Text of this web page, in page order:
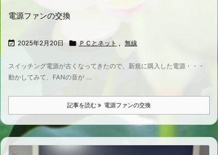
電源ファンの交換
 2025年2月20日  ＰＣとネット , 無線
スイッチング電源が古くなってきたので、新規に購入した電源・・・
動かしてみて、FANの音が ...
記事を読む 電源ファンの交換